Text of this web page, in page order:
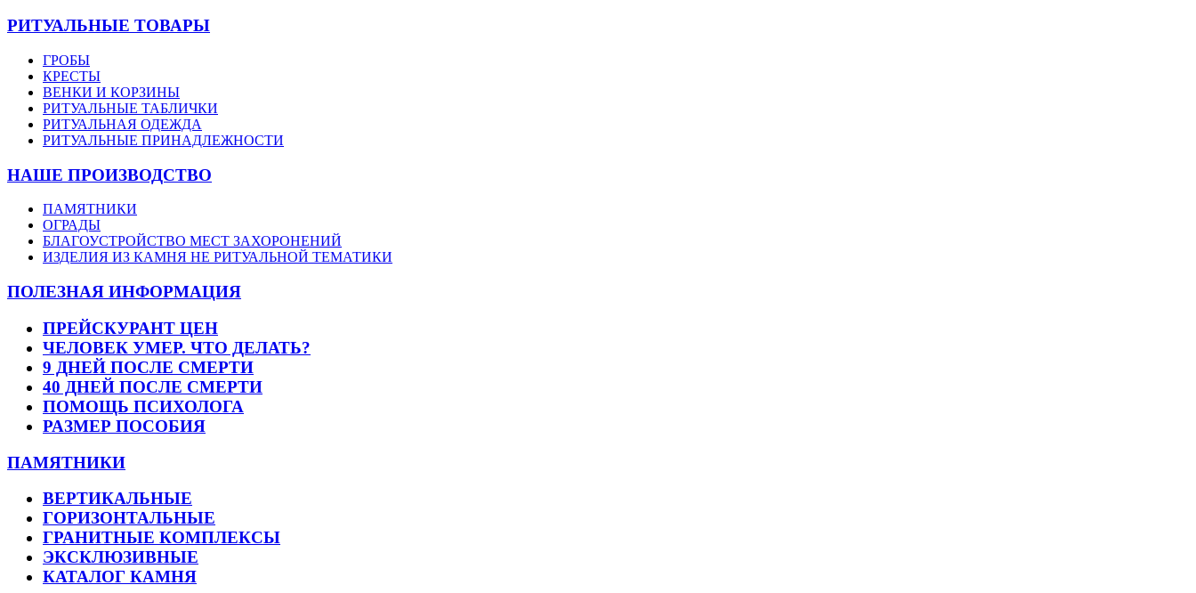
РИТУАЛЬНЫЕ ТОВАРЫ
ГРОБЫ
КРЕСТЫ
ВЕНКИ И КОРЗИНЫ
РИТУАЛЬНЫЕ ТАБЛИЧКИ
РИТУАЛЬНАЯ ОДЕЖДА
РИТУАЛЬНЫЕ ПРИНАДЛЕЖНОСТИ
НАШЕ ПРОИЗВОДСТВО
ПАМЯТНИКИ
ОГРАДЫ
БЛАГОУСТРОЙСТВО МЕСТ ЗАХОРОНЕНИЙ
ИЗДЕЛИЯ ИЗ КАМНЯ НЕ РИТУАЛЬНОЙ ТЕМАТИКИ
ПОЛЕЗНАЯ ИНФОРМАЦИЯ
ПРЕЙСКУРАНТ ЦЕН
ЧЕЛОВЕК УМЕР. ЧТО ДЕЛАТЬ?
9 ДНЕЙ ПОСЛЕ СМЕРТИ
40 ДНЕЙ ПОСЛЕ СМЕРТИ
ПОМОЩЬ ПСИХОЛОГА
РАЗМЕР ПОСОБИЯ
ПАМЯТНИКИ
ВЕРТИКАЛЬНЫЕ
ГОРИЗОНТАЛЬНЫЕ
ГРАНИТНЫЕ КОМПЛЕКСЫ
ЭКСКЛЮЗИВНЫЕ
КАТАЛОГ КАМНЯ